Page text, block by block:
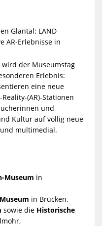
Glantal: LAND
AR-Erlebnisse in
wird der Museumstag
Erlebnis:
eine neue
(AR)-Stationen
und
Kultur auf völlig neue
multimedial.
Museum in
in Brücken,
sowie die Historische